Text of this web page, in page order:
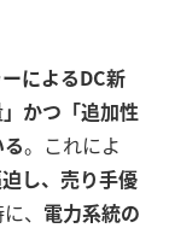
によるDC新
」かつ「追加性
。これによ
し、売り手優
、 電力系統の